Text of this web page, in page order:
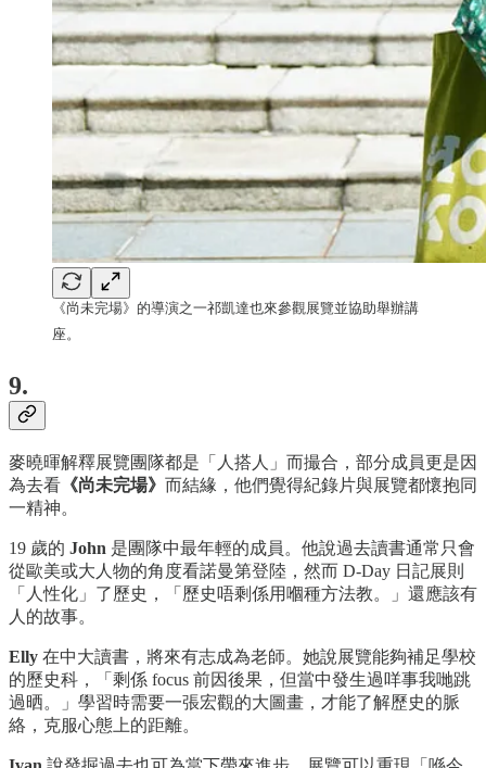
《尚未完場》的導演之一祁凱達也來參觀展覽並協助舉辦講
座。
9.
麥曉暉解釋展覽團隊都是「人搭人」而撮合，部分成員更是因
為去看 《尚未完場》 而結緣，他們覺得紀錄片與展覽都懷抱同
一精神。
19 歲的 John 是團隊中最年輕的成員。他說過去讀書通常只會
從歐美或大人物的角度看諾曼第登陸，然而 D-Day 日記展則
「人性化」了歷史，「歷史唔剩係用嗰種方法教。」還應該有
人的故事。
Elly 在中大讀書，將來有志成為老師。她說展覽能夠補足學校
的歷史科，「剩係 focus 前因後果，但當中發生過咩事我哋跳
過晒。」學習時需要一張宏觀的大圖畫，才能了解歷史的脈
絡，克服心態上的距離。